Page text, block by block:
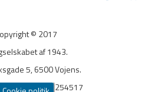
© 2017
af 1943.
5, 6500 Vojens.
1407, CVR: 42254517